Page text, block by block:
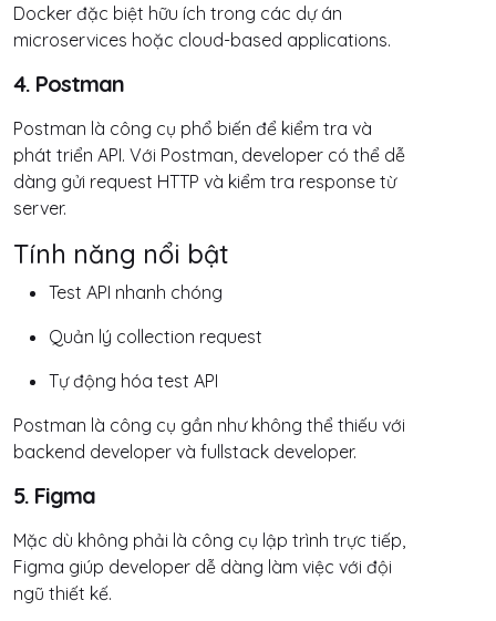
Docker đặc biệt hữu ích trong các dự án
microservices hoặc cloud-based applications.
4. Postman
Postman là công cụ phổ biến để kiểm tra và
phát triển API. Với Postman, developer có thể dễ
dàng gửi request HTTP và kiểm tra response từ
server.
Tính năng nổi bật
Test API nhanh chóng
Quản lý collection request
Tự động hóa test API
Postman là công cụ gần như không thể thiếu với
backend developer và fullstack developer.
5. Figma
Mặc dù không phải là công cụ lập trình trực tiếp,
Figma giúp developer dễ dàng làm việc với đội
ngũ thiết kế.